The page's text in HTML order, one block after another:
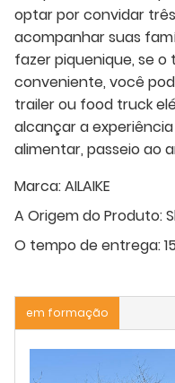
optar por convidar
acompanhar suas
fazer piquenique, se
conveniente, você
trailer ou food truck
alcançar a
alimentar, passeio ao
Marca:AILAIKE
A Origem do Produto:
O tempo de entrega:
em formação